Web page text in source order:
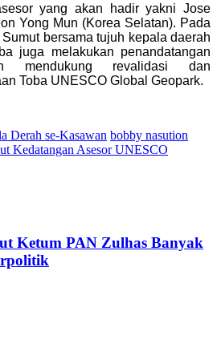
yang akan hadir yakni Jose
Yong Mun (Korea Selatan). Pada
bersama tujuh kepala daerah
juga melakukan penandatangan
mendukung revalidasi dan
Toba UNESCO Global Geopark.
Derah se-Kasawan bobby nasution
Kedatangan Asesor UNESCO
Ketum PAN Zulhas Banyak